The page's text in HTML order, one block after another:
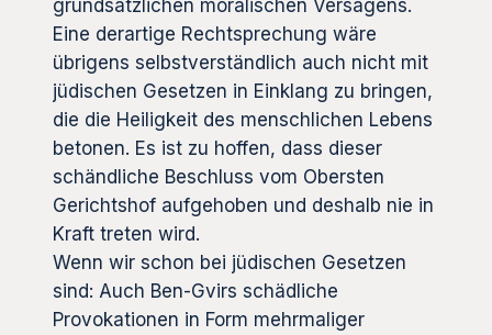
grundsätzlichen moralischen Versagens.
Eine derartige Rechtsprechung wäre
übrigens selbstverständlich auch nicht mit
jüdischen Gesetzen in Einklang zu bringen,
die die Heiligkeit des menschlichen Lebens
betonen. Es ist zu hoffen, dass dieser
schändliche Beschluss vom Obersten
Gerichtshof aufgehoben und deshalb nie in
Kraft treten wird.
Wenn wir schon bei jüdischen Gesetzen
sind: Auch Ben-Gvirs schädliche
Provokationen in Form mehrmaliger